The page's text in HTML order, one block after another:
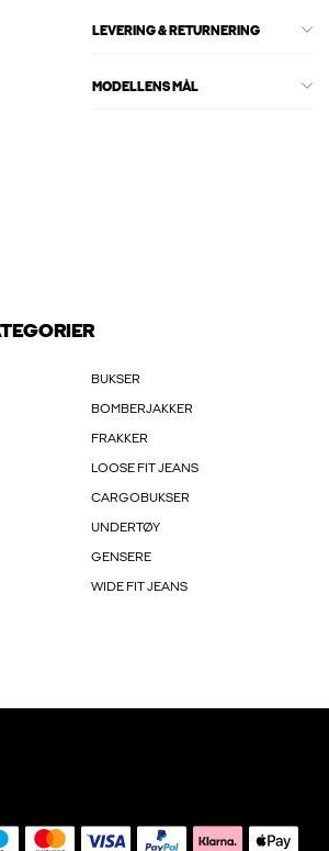
LEVERING & RETURNERING
MODELLENS MÅL
BUKSER
BOMBERJAKKER
FRAKKER
LOOSE FIT JEANS
CARGOBUKSER
UNDERTØY
GENSERE
WIDE FIT JEANS